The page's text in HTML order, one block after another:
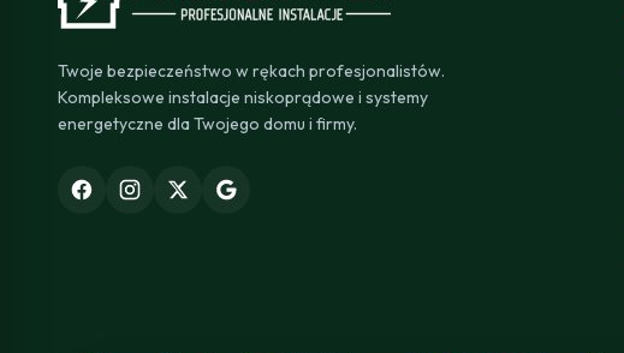
Twoje bezpieczeństwo w rękach profesjonalistów.
Kompleksowe instalacje niskoprądowe i systemy
energetyczne dla Twojego domu i firmy.